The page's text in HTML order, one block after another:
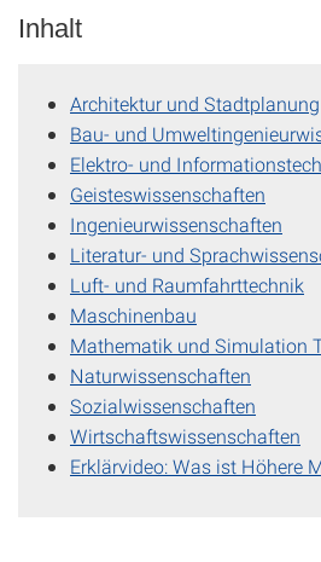
Inhalt
Architektur und Stadt­planung
Bau- und
Elektro- und
Geistes­wissenschaften
Ingenieur­wissen­schaften
Literatur- und
Luft- und Raum­fahrt­technik
Maschinenbau
Mathematik und Simulation
Natur­wissen­schaften
Sozial­wissen­schaften
Wirtschafts­wissen­schaften
Erklärvideo: Was ist Höhere